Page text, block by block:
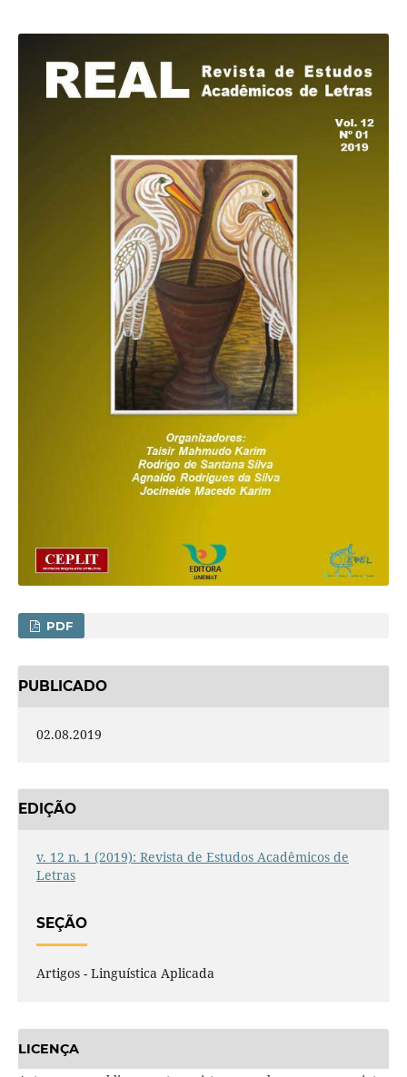
PDF
PUBLICADO
02.08.2019
EDIÇÃO
v. 12 n. 1 (2019): Revista de Estudos Acadêmicos de
Letras
SEÇÃO
Artigos - Linguística Aplicada
LICENÇA